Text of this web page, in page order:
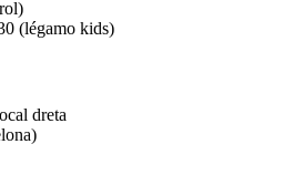
(légamo kids)
dreta